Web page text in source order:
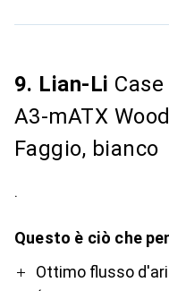
9. Lian-Li
A3-mATX
Faggio, bianco
.
Questo è ciò che
ProOttimo flusso